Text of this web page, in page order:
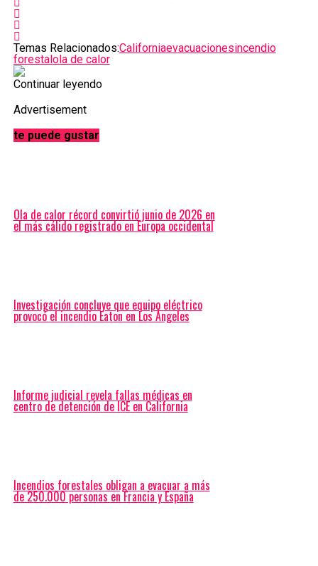
Temas Relacionados:Californiaevacuacionesincendio
forestalola de calor
Continuar leyendo
Advertisement
te puede gustar
Ola de calor récord convirtió junio de 2026 en
el más cálido registrado en Europa occidental
Investigación concluye que equipo eléctrico
provocó el incendio Eaton en Los Ángeles
Informe judicial revela fallas médicas en
centro de detención de ICE en California
Incendios forestales obligan a evacuar a más
de 250.000 personas en Francia y España